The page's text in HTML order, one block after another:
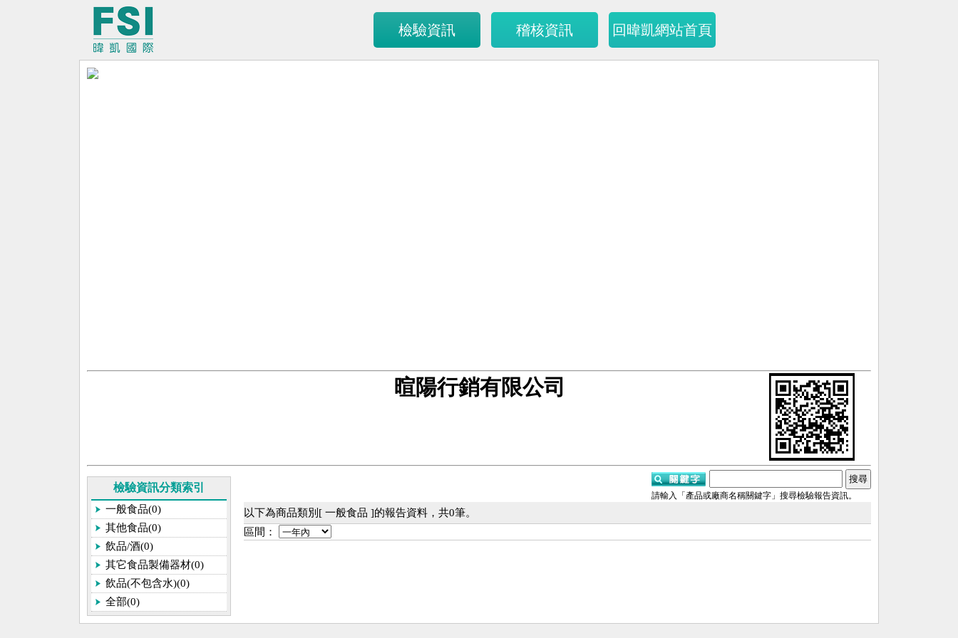
檢驗資訊 稽核資訊 回暐凱網站首頁
暄陽行銷有限公司
請輸入「產品或廠商名稱關鍵字」搜尋檢驗報告資訊。
檢驗資訊分類索引
一般食品(0)
其他食品(0)
飲品/酒(0)
其它食品製備器材(0)
飲品(不包含水)(0)
全部(0)
以下為商品類別[ 一般食品 ]的報告資料，共0筆。
區間：